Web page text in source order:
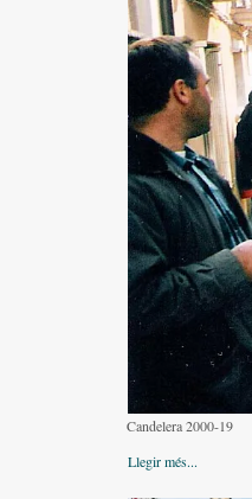
Candelera 2000-19
Llegir més...